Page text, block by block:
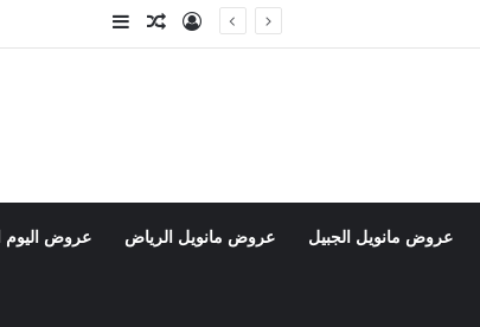
تسجيل الدخول
مقال عشوائي
إضافة عمود
عروض مانويل الجبيل عروض مانويل الرياض عروض اليوم